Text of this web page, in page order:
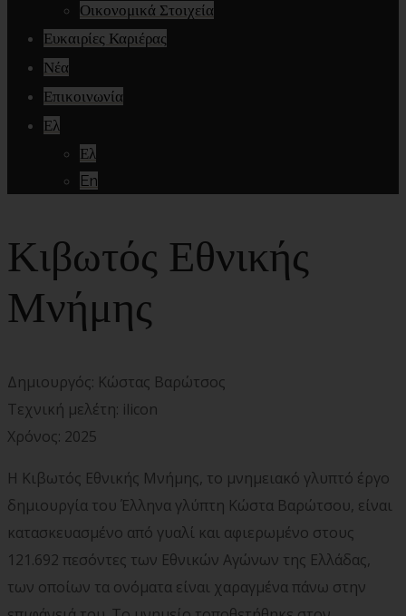
Οικονομικά Στοιχεία
Ευκαιρίες Καριέρας
Νέα
Επικοινωνία
Ελ
Ελ
En
Κιβωτός Εθνικής
Μνήμης
Δημιουργός: Κώστας Βαρώτσος
Τεχνική μελέτη: ilicon
Χρόνος: 2025
Η Κιβωτός Εθνικής Μνήμης, το μνημειακό γλυπτό έργο
δημιουργία του Έλληνα γλύπτη Κώστα Βαρώτσου, είναι
κατασκευασμένο από γυαλί και αφιερωμένο στους
121.692 πεσόντες των Εθνικών Αγώνων της Ελλάδας,
των οποίων τα ονόματα είναι χαραγμένα πάνω στην